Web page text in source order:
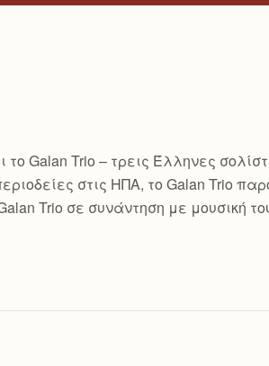
Galan Trio – τρεις Έλληνες
στις ΗΠΑ, το Galan Trio
Trio σε συνάντηση με μουσική